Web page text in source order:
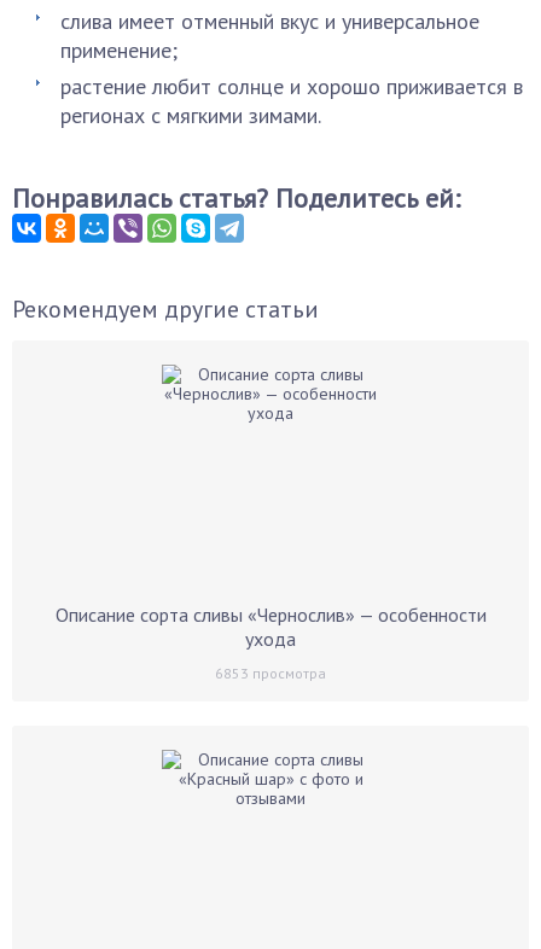
слива имеет отменный вкус и универсальное
применение;
растение любит солнце и хорошо приживается в
регионах с мягкими зимами.
Понравилась статья? Поделитесь ей:
Рекомендуем другие статьи
Описание сорта сливы «Чернослив» — особенности
ухода
6853 просмотра